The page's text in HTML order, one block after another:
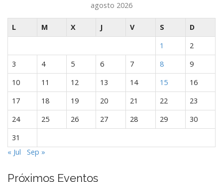
agosto 2026
L M X J V S
D
1
2
3
4 5 6 7 8
9
10
11 12 13 14 15
16
17
18 19 20 21 22
23
24
25 26 27 28 29
30
31
« Jul
Sep »
Próximos Eventos